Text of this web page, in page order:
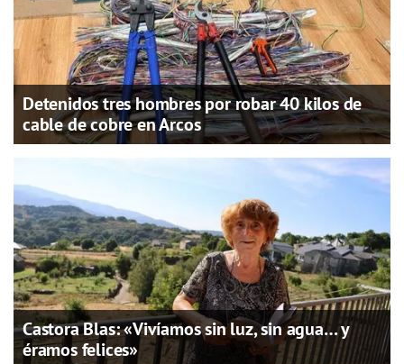
Detenidos tres hombres por robar 40 kilos de
cable de cobre en Arcos
Castora Blas: «Vivíamos sin luz, sin agua… y
éramos felices»